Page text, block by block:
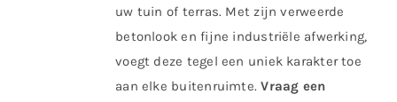
uw tuin of terras. Met zijn verweerde
betonlook en fijne industriële afwerking,
voegt deze tegel een uniek karakter toe
aan elke buitenruimte.Vraag een